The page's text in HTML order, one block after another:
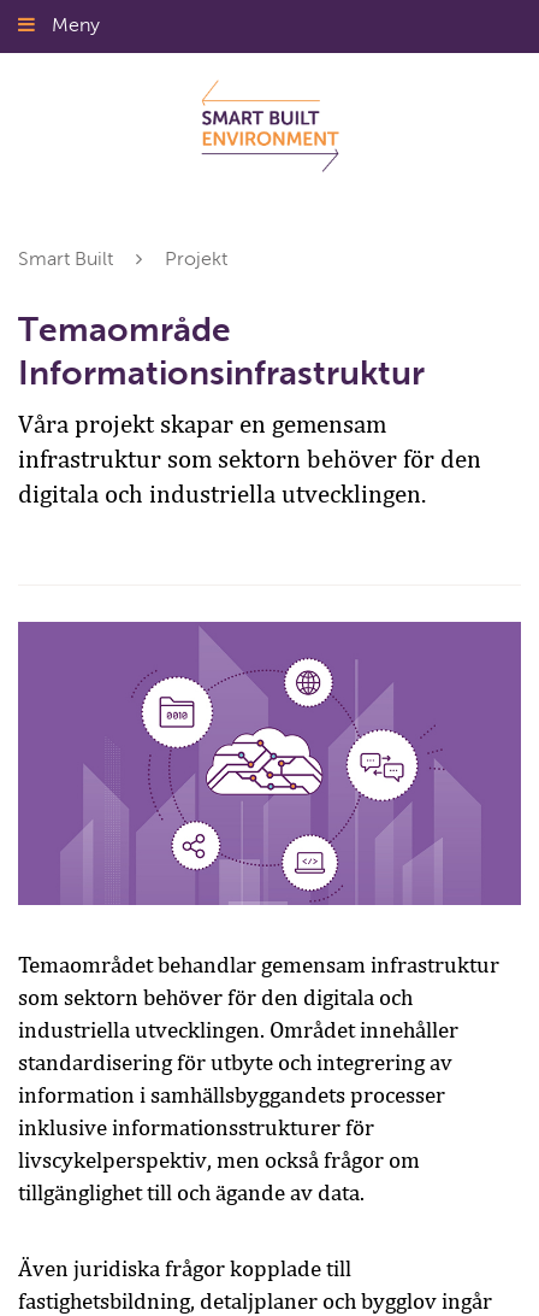
Gå
till
Meny
Smart Built Projekt
Temaområde
Informationsinfrastruktur
Våra projekt skapar en gemensam
infrastruktur som sektorn behöver för den
digitala och industriella utvecklingen.
Temaområdet behandlar gemensam infrastruktur
som sektorn behöver för den digitala och
industriella utvecklingen. Området innehåller
standardisering för utbyte och integrering av
information i samhällsbyggandets processer
inklusive informationsstrukturer för
livscykelperspektiv, men också frågor om
tillgänglighet till och ägande av data.
Även juridiska frågor kopplade till
fastighetsbildning, detaljplaner och bygglov ingår